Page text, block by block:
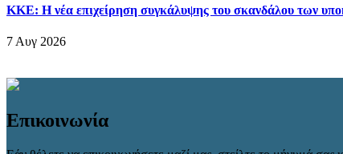
ΚΚΕ: Η νέα επιχείρηση συγκάλυψης του σκανδάλου των
7 Αυγ 2026
Επικοινωνία